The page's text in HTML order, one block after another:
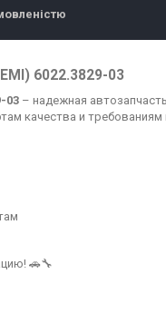
6022.3829-03
03 – надежная автозапчасть,
качества и требованиям
🚗🔧